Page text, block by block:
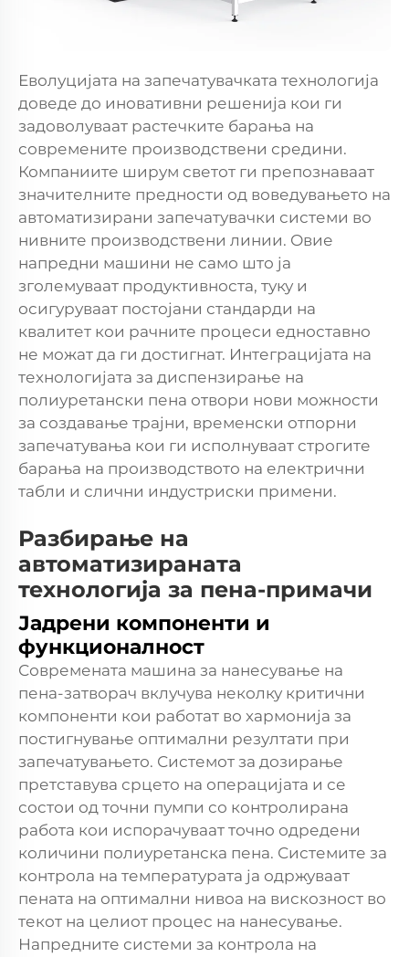
Еволуцијата на запечатувачката технологија
доведе до иновативни решенија кои ги
задоволуваат растечките барања на
современите производствени средини.
Компаниите ширум светот ги препознаваат
значителните предности од воведувањето на
автоматизирани запечатувачки системи во
нивните производствени линии. Овие
напредни машини не само што ја
зголемуваат продуктивноста, туку и
осигуруваат постојани стандарди на
квалитет кои рачните процеси едноставно
не можат да ги достигнат. Интеграцијата на
технологијата за диспензирање на
полиуретански пена отвори нови можности
за создавање трајни, временски отпорни
запечатувања кои ги исполнуваат строгите
барања на производството на електрични
табли и слични индустриски примени.
Разбирање на
автоматизираната
технологија за пена-примачи
Јадрени компоненти и
функционалност
Современата машина за нанесување на
пена-затворач вклучува неколку критични
компоненти кои работат во хармонија за
постигнување оптимални резултати при
запечатувањето. Системот за дозирање
претставува срцето на операцијата и се
состои од точни пумпи со контролирана
работа кои испорачуваат точно одредени
количини полиуретанска пена. Системите за
контрола на температурата ја одржуваат
пената на оптимални нивоа на вискозност во
текот на целиот процес на нанесување.
Напредните системи за контрола на